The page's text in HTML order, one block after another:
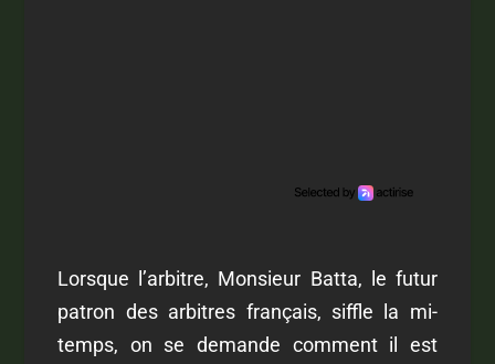
Lorsque l’arbitre, Monsieur Batta, le futur
patron des arbitres français, siffle la mi-
temps, on se demande comment il est